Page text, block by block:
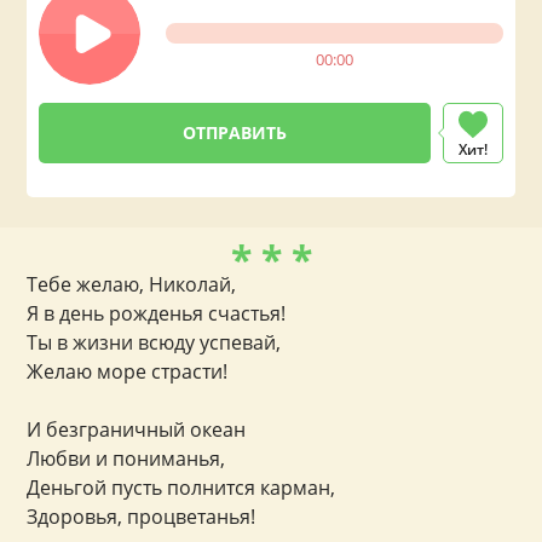
00:00
Хит!
* * *
Тебе желаю, Николай,
Я в день рожденья счастья!
Ты в жизни всюду успевай,
Желаю море страсти!
И безграничный океан
Любви и пониманья,
Деньгой пусть полнится карман,
Здоровья, процветанья!